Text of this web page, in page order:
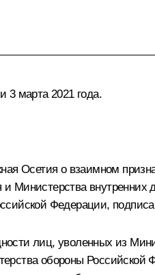
3 марта 2021 года.
Осетия о взаимном
Министерства
Федерации,
лиц, уволенных из
обороны Российской